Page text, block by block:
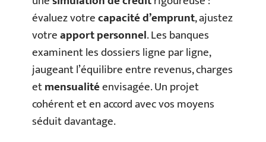
évaluez votrecapacité d’emprunt, ajustez
votreapport personnel. Les banques
examinent les dossiers ligne par ligne,
jaugeant l’équilibre entre revenus, charges
etmensualitéenvisagée. Un projet
cohérent et en accord avec vos moyens
séduit davantage.